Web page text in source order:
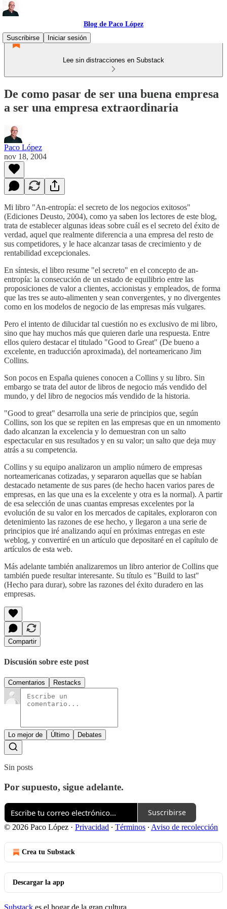
Blog de Paco López
Suscribirse
Iniciar sesión
Lee sin distracciones en Substack
De como pasar de ser una buena empresa
a ser una empresa extraordinaria
Paco López
nov 18, 2004
Mi libro "An-entropía: el secreto de los negocios exitosos"
(Ediciones Deusto, 2004), como ya saben los lectores de este blog,
trata de establecer algunas ideas sobre cuál es el secreto del éxito de
verdad, aquel que realmente diferencia a una empresa del resto de
sus competidores, y le hace alcanzar tasas de crecimiento y de
rentabilidad excepcionales.
En síntesis, el libro resume "el secreto" en el concepto de an-
entropía: la consecución de un estado de equilibrio entre las
proposiciones de valor a clientes, accionistas y empleados, de forma
que las tres se auto-alimenten y sean convergentes, y no divergentes
como en los modelos de negocio de las empresas más vulgares.
Pero el intento de dilucidar tal cuestión no es exclusivo de mi libro,
sino que hay muchos más que quieren darle una respuesta. Entre
ellos quiero destacar el titulado "Good to Great" (De bueno a
excelente, en traducción aproximada), del norteamericano Jim
Collins.
Son pocos en España quienes conocen a Collins y su libro. Sin
embargo se trata del autor de libros de negocio más vendido del
mundo, y del libro de negocios más vendido de la historia.
"Good to great" desarrolla una serie de principios que, según
Collins, son los que se repiten en las empresas que en un nmomento
dado alcanzan la excelencia y lo demuestran con un salto
espectacular en sus resultados y en su valor; un salto que deja muy
atrás a su competencia.
Collins y su equipo analizaron un amplio número de empresas
norteamericanas cotizadas, y separaron aquellas que se habían
destacado netamente de sus pares (de hecho hacen varios pares de
empresas, en las que una es la excelente y otra es la normal). A partir
de esa selección de unas cuantas empresas excelentes por la
evolución de su valor en los mercados de capitales, exploraron con
detenimiento las razones de ese hecho, y llegaron a una serie de
principios que iré analizando aquí en próximas entregas en este
weblog, y convertiré en un artículo que depositaré en el capítulo de
artículos de esta web.
Más adelante también analizaremos un libro anterior de Collins que
también puede resultar interesante. Su título es "Build to last"
(Hecho para durar), sobre las razones del éxito duradero en las
empresas.
Compartir
Discusión sobre este post
Comentarios Restacks
Lo mejor de Último Debates
Sin posts
Por supuesto, sigue adelante.
Suscribirse
© 2026 Paco López · Privacidad ∙ Términos ∙ Aviso de recolección
Crea tu Substack
Descargar la app
Substack es el hogar de la gran cultura